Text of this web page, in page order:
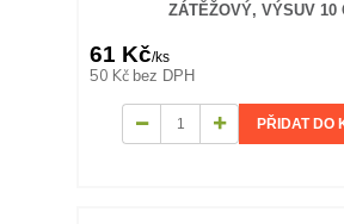
ZÁTĚŽOVÝ, VÝSUV 10
61 Kč/ks
50 Kč bez DPH
PŘIDAT DO